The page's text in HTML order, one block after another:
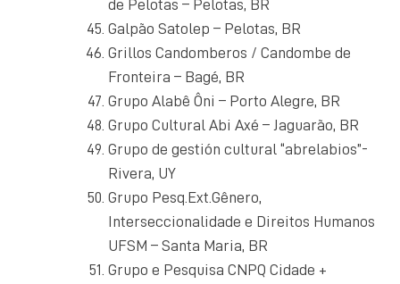
de Pelotas – Pelotas, BR
Galpão Satolep – Pelotas, BR
Grillos Candomberos / Candombe de
Fronteira – Bagé, BR
Grupo Alabê Ôni – Porto Alegre, BR
Grupo Cultural Abi Axé – Jaguarão, BR
Grupo de gestión cultural “abrelabios”-
Rivera, UY
Grupo Pesq.Ext.Gênero,
Interseccionalidade e Direitos Humanos
UFSM – Santa Maria, BR
Grupo e Pesquisa CNPQ Cidade +